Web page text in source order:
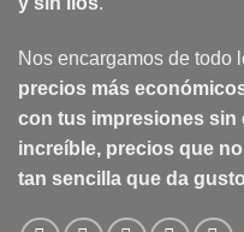
Nos encargamos de todo
precios más
con tus impresiones sin
increíble, precios que
tan sencilla que da